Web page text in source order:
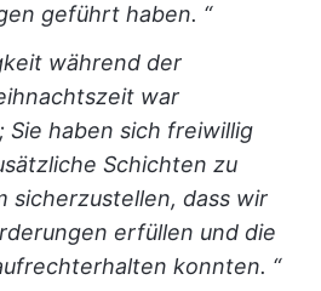
geführt haben. “
während der
war
haben sich freiwillig
Schichten zu
sicherzustellen, dass wir
erfüllen und die
konnten. “